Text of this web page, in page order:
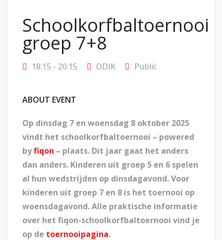
Schoolkorfbaltoernooi
groep 7+8
18:15 - 20:15 ODIK Public
ABOUT EVENT
Op dinsdag 7 en woensdag 8 oktober 2025
vindt het schoolkorfbaltoernooi – powered
byfiqon – plaats. Dit jaar gaat het anders
dan anders. Kinderen uit groep 5 en 6 spelen
al hun wedstrijden op dinsdagavond. Voor
kinderen uit groep 7 en 8 is het toernooi op
woensdagavond. Alle praktische informatie
over het fiqon-schoolkorfbaltoernooi vind je
op de toernooipagina.